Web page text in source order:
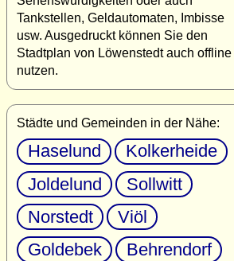
Tankstellen, Geldautomaten, Imbisse
usw. Ausgedruckt können Sie den
Stadtplan von Löwenstedt auch offline
nutzen.
Städte und Gemeinden in der Nähe:
Haselund
Kolkerheide
Joldelund
Sollwitt
Norstedt
Viöl
Goldebek
Behrendorf